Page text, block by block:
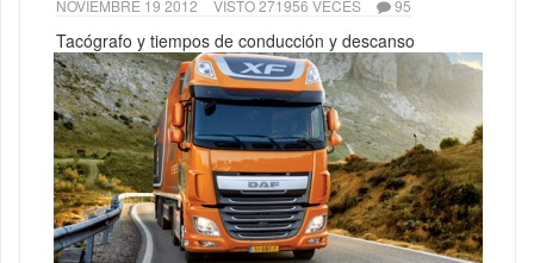
NOVIEMBRE 19 2012 VISTO 271956 VECES 95
Tacógrafo y tiempos de conducción y descanso